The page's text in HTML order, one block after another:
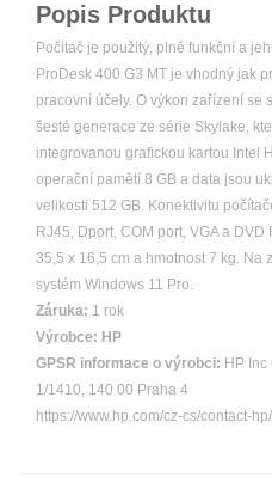
Popis Produktu
Počítač je použitý, plně funkční a
ProDesk 400 G3 MT je vhodný jak
pracovní účely. O výkon zařízení se
šesté generace ze série Skylake,
integrovanou grafickou kartou Intel
operační pamětí 8 GB a data jsou
velikosti 512 GB. Konektivitu
RJ45, Dport, COM port, VGA a
35,5 x 16,5 cm a hmotnost 7 kg.
systém Windows 11 Pro.
Záruka: 1 rok
Výrobce: HP
GPSR informace o výrobci: HP
1/1410, 140 00 Praha 4
https://www.hp.com/cz-cs/contact-